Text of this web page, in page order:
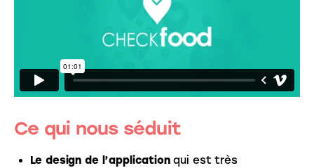
Ce qui nous séduit
Le design de l’applicationqui est très